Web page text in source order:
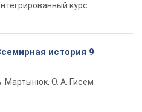
курс
история 9
Мартынюк, О. А. Гисем